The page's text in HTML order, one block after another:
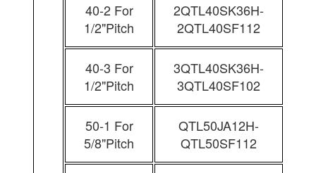
40-2 For
1/2"Pitch
2QTL40SK36H-
2QTL40SF112
40-3 For
1/2"Pitch
3QTL40SK36H-
3QTL40SF102
50-1 For
5/8"Pitch
QTL50JA12H-
QTL50SF112